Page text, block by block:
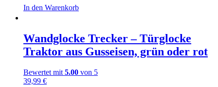
In den Warenkorb
Wandglocke Trecker – Türglocke
Traktor aus Gusseisen, grün oder rot
Bewertet mit 5.00 von 5
39,99 €